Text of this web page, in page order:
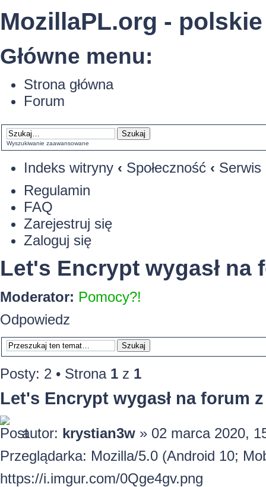
MozillaPL.org -
Główne menu:
Strona główna
Forum
Wyszukiwanie zaawansowane
Indeks witryny ‹ Społeczność ‹ Serwis
Regulamin
FAQ
Zarejestruj się
Zaloguj się
Let's Encrypt wygasł na
Moderator: Pomocy?!
Odpowiedz
Posty: 2 • Strona 1 z 1
Let's Encrypt wygasł na forum
autor: krystian3w » 02 marca 2020,
Przeglądarka: Mozilla/5.0 (Android 10;
https://i.imgur.com/0Qge4gv.png